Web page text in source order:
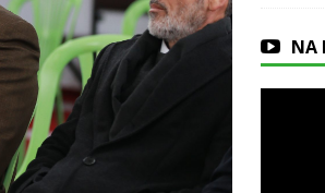
NA